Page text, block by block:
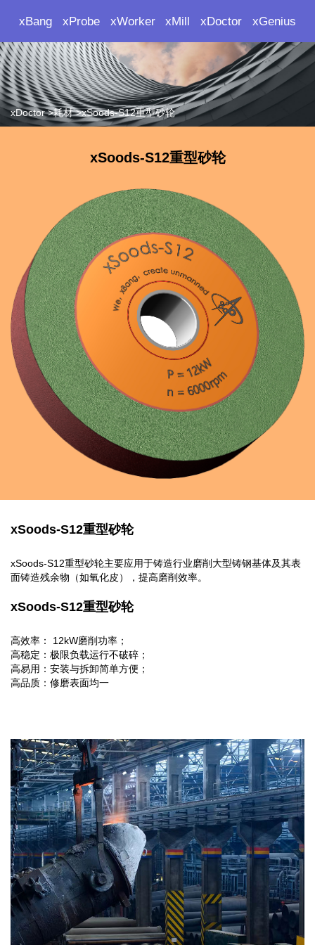
xBang xProbe xWorker xMill xDoctor xGenius
xDoctor >耗材 >xSoods-S12重型砂轮
xSoods-S12重型砂轮
xSoods-S12重型砂轮
xSoods-S12重型砂轮主要应用于铸造行业磨削大型铸钢基体及其表
面铸造残余物（如氧化皮），提高磨削效率。
xSoods-S12重型砂轮
高效率： 12kW磨削功率；
高稳定：极限负载运行不破碎；
高易用：安装与拆卸简单方便；
高品质：修磨表面均一